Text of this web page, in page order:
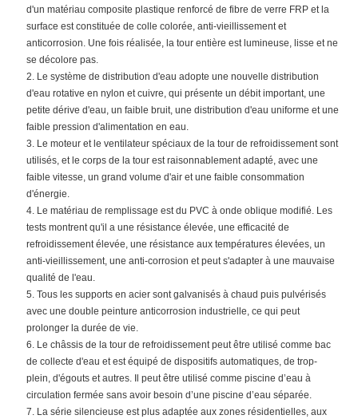
d'un matériau composite plastique renforcé de fibre de verre FRP et la
surface est constituée de colle colorée, anti-vieillissement et
anticorrosion. Une fois réalisée, la tour entière est lumineuse, lisse et ne
se décolore pas.
2. Le système de distribution d'eau adopte une nouvelle distribution
d'eau rotative en nylon et cuivre, qui présente un débit important, une
petite dérive d'eau, un faible bruit, une distribution d'eau uniforme et une
faible pression d'alimentation en eau.
3. Le moteur et le ventilateur spéciaux de la tour de refroidissement sont
utilisés, et le corps de la tour est raisonnablement adapté, avec une
faible vitesse, un grand volume d'air et une faible consommation
d'énergie.
4. Le matériau de remplissage est du PVC à onde oblique modifié. Les
tests montrent qu'il a une résistance élevée, une efficacité de
refroidissement élevée, une résistance aux températures élevées, un
anti-vieillissement, une anti-corrosion et peut s'adapter à une mauvaise
qualité de l'eau.
5. Tous les supports en acier sont galvanisés à chaud puis pulvérisés
avec une double peinture anticorrosion industrielle, ce qui peut
prolonger la durée de vie.
6. Le châssis de la tour de refroidissement peut être utilisé comme bac
de collecte d'eau et est équipé de dispositifs automatiques, de trop-
plein, d'égouts et autres. Il peut être utilisé comme piscine d’eau à
circulation fermée sans avoir besoin d’une piscine d’eau séparée.
7. La série silencieuse est plus adaptée aux zones résidentielles, aux